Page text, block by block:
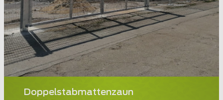
Doppelstabmattenzaun